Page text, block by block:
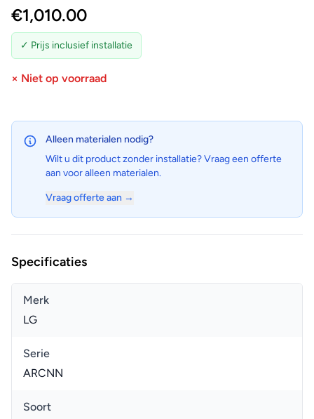
€1,010.00
✓ Prijs inclusief installatie
× Niet op voorraad
Alleen materialen nodig?
Wilt u dit product zonder installatie? Vraag een offerte
aan voor alleen materialen.
Vraag offerte aan →
Specificaties
Merk
LG
Serie
ARCNN
Soort